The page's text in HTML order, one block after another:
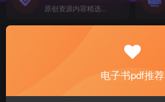
原创资源内容精选...
计算机 移动设备 软件下载....
电子书pdf推荐